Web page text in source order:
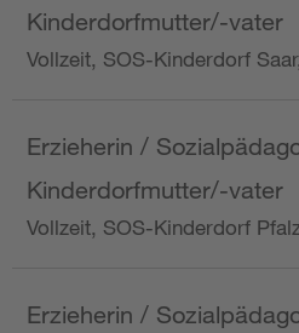
Kinderdorfmutter/-vater
Vollzeit, SOS-Kinderdorf
Erzieherin /
Kinderdorfmutter/-vater
Vollzeit, SOS-Kinderdorf
Erzieherin /